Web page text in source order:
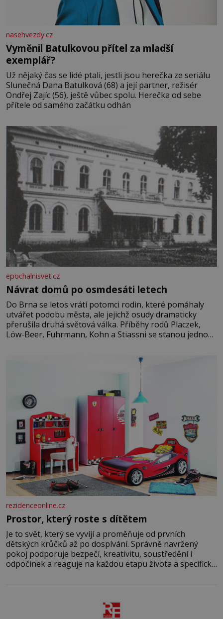
nasehvezdy.cz
Vyměnil Batulkovou přítel za mladší
exemplář?
Už nějaký čas se lidé ptali, jestli jsou herečka ze seriálu
Slunečná Dana Batulková (68) a její partner, režisér
Ondřej Zajíc (56), ještě vůbec spolu. Herečka od sebe
přítele od samého začátku odhán
epochalnisvet.cz
Návrat domů po osmdesáti letech
Do Brna se letos vrátí potomci rodin, které pomáhaly
utvářet podobu města, ale jejichž osudy dramaticky
přerušila druhá světová válka. Příběhy rodů Placzek,
Löw-Beer, Fuhrmann, Kohn a Stiassni se stanou jednou
jednoduché. Místa, která si člověk pamatuje z rodinných
rezidenceonline.cz
Prostor, který roste s dítětem
Je to svět, který se vyvíjí a proměňuje od prvních
dětských krůčků až po dospívání. Správně navržený
pokoj podporuje bezpečí, kreativitu, soustředění i
odpočinek a reaguje na každou etapu života a specifické